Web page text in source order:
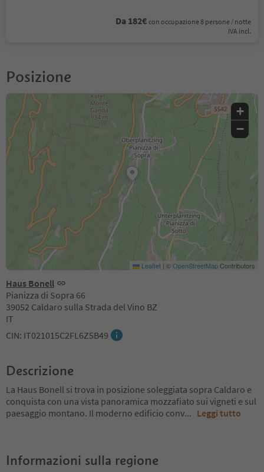
Da 182€ con occupazione 8 persone / notte
IVA incl.
Posizione
Haus Bonell
Pianizza di Sopra 66
39052 Caldaro sulla Strada del Vino BZ
IT
CIN: IT021015C2FL6Z5B49
+
−
Leaflet | ©OpenStreetMapContributors
Descrizione
La Haus Bonell si trova in posizione soleggiata sopra Caldaro e
conquista con una vista panoramica mozzafiato sui vigneti e sul
paesaggio montano. Il moderno edificio conv... Leggi tutto
Informazioni sulla regione